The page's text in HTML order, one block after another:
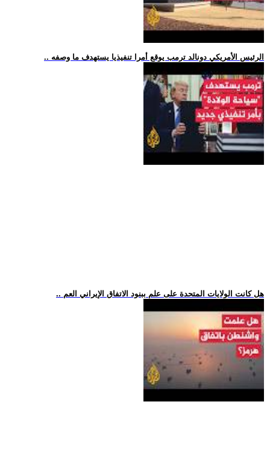
.. الرئيس الأمريكي دونالد ترمب يوقع أمرا تنفيذيا يستهدف ما وصفه
.. هل كانت الولايات المتحدة على علم ببنود الاتفاق الإيراني العم